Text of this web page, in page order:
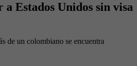
a Estados Unidos sin visa
de un colombiano se encuentra